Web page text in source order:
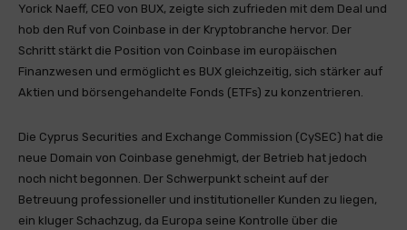
Yorick Naeff, CEO von BUX, zeigte sich zufrieden mit dem Deal und
hob den Ruf von Coinbase in der Kryptobranche hervor. Der
Schritt stärkt die Position von Coinbase im europäischen
Finanzwesen und ermöglicht es BUX gleichzeitig, sich stärker auf
Aktien und börsengehandelte Fonds (ETFs) zu konzentrieren.
Die Cyprus Securities and Exchange Commission (CySEC) hat die
neue Domain von Coinbase genehmigt, der Betrieb hat jedoch
noch nicht begonnen. Der Schwerpunkt scheint auf der
Betreuung professioneller und institutioneller Kunden zu liegen,
ein kluger Schachzug, da Europa seine Kontrolle über die